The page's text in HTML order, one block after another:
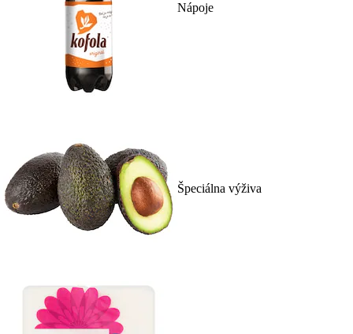
Nápoje
Špeciálna výživa